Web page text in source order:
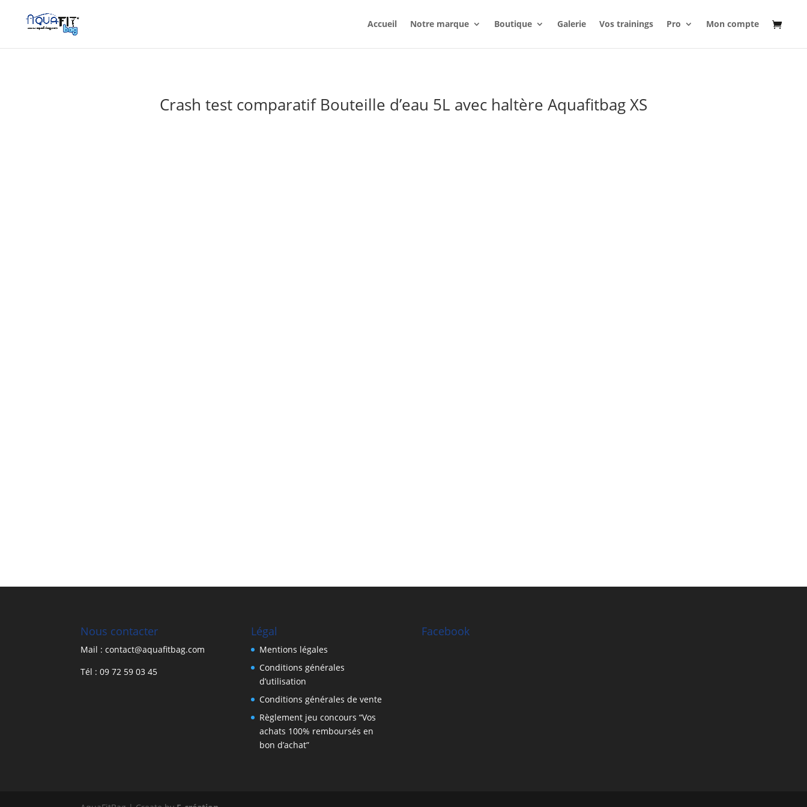
Accueil Notre marque Boutique Galerie Vos trainings Pro Mon compte
Crash test comparatif Bouteille d’eau 5L avec haltère Aquafitbag XS
Nous contacter
Mail : contact@aquafitbag.com
Tél : 09 72 59 03 45
Légal
Mentions légales
Conditions générales
d’utilisation
Conditions générales de vente
Règlement jeu concours “Vos
achats 100% remboursés en
bon d’achat”
Facebook